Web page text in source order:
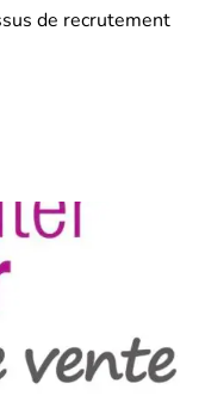
de recrutement